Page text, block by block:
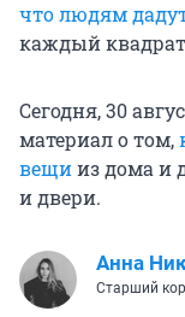
что людям
каждый
Сегодня, 30
материал о том,
вещииз дома и
и двери.
Анна
Старший